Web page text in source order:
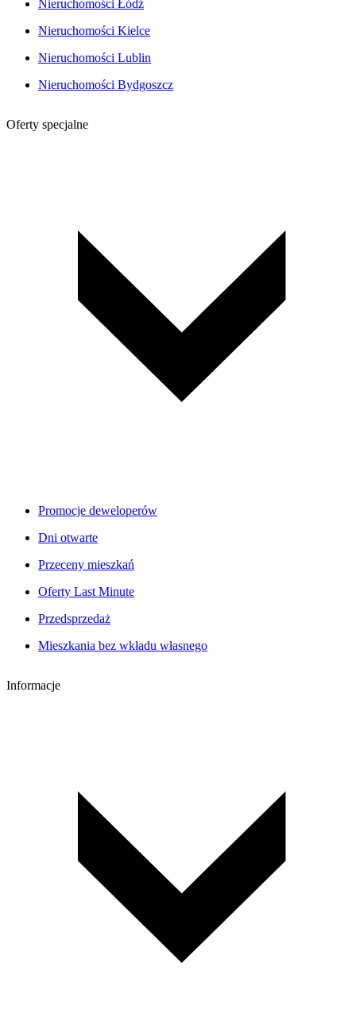
Nieruchomości Łódź
Nieruchomości Kielce
Nieruchomości Lublin
Nieruchomości Bydgoszcz
Oferty specjalne
Promocje deweloperów
Dni otwarte
Przeceny mieszkań
Oferty Last Minute
Przedsprzedaż
Mieszkania bez wkładu własnego
Informacje